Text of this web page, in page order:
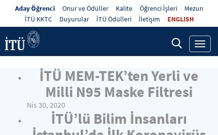
Aday Öğrenci Onur ve Ödüller Kalite Öğrenci İşleri
Mezun
İTÜ KKTC
Duyurular İTÜ Ödülleri İletişim ENGLISH
İTÜ MEM-TEK’ten Yerli ve
Milli N95 Maske Filtresi
Nis 30, 2020
İTÜ’lü Bilim İnsanları